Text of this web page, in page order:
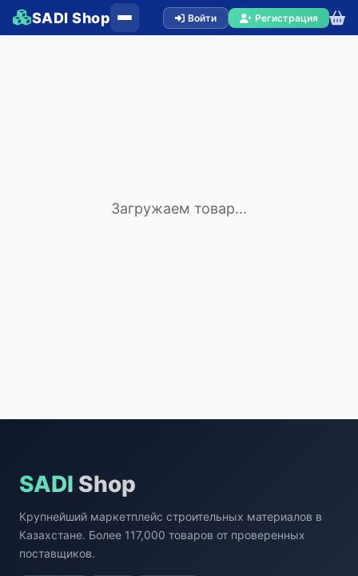
SADI Shop Войти Регистрация
Загружаем товар...
SADI Shop
Крупнейший маркетплейс строительных материалов в
Казахстане. Более 117,000 товаров от проверенных
поставщиков.